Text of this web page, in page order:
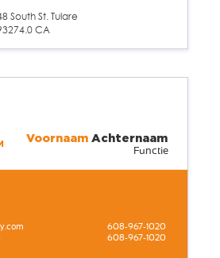
South St. Tulare
CA
608-967-1020
608-967-1020
Functie
VoornaamAchternaam